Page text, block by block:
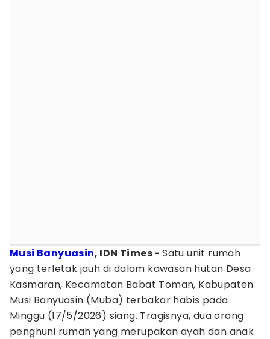
Musi Banyuasin, IDN Times -‎Satu unit rumah
yang terletak jauh di dalam kawasan hutan Desa
Kasmaran, Kecamatan Babat Toman, Kabupaten
Musi Banyuasin (Muba) terbakar habis pada
Minggu (17/5/2026) siang. Tragisnya, dua orang
penghuni rumah yang merupakan ayah dan anak